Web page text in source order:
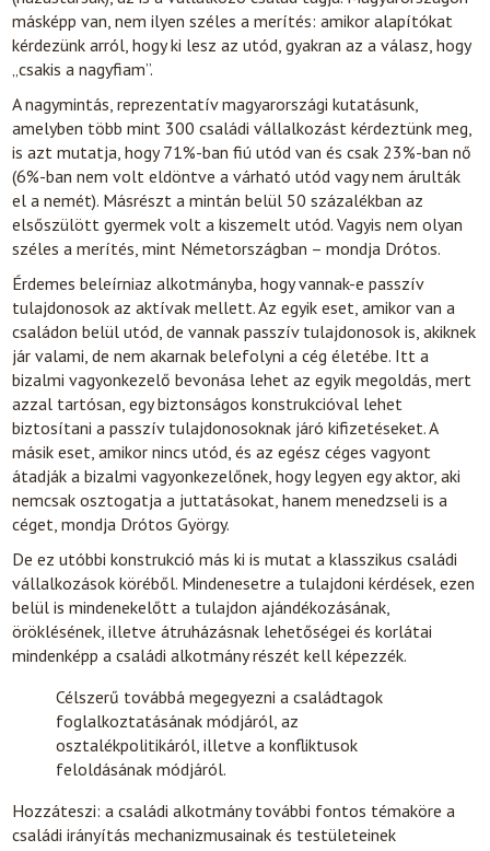
másképp van, nem ilyen széles a merítés: amikor alapítókat
kérdezünk arról, hogy ki lesz az utód, gyakran az a válasz, hogy
„csakis a nagyfiam”.
A nagymintás, reprezentatív magyarországi kutatásunk,
amelyben több mint 300 családi vállalkozást kérdeztünk meg,
is azt mutatja, hogy 71%-ban fiú utód van és csak 23%-ban nő
(6%-ban nem volt eldöntve a várható utód vagy nem árulták
el a nemét). Másrészt a mintán belül 50 százalékban az
elsőszülött gyermek volt a kiszemelt utód. Vagyis nem olyan
széles a merítés, mint Németországban – mondja Drótos.
Érdemes beleírniaz alkotmányba, hogy vannak-e passzív
tulajdonosok az aktívak mellett. Az egyik eset, amikor van a
családon belül utód, de vannak passzív tulajdonosok is, akiknek
jár valami, de nem akarnak belefolyni a cég életébe. Itt a
bizalmi vagyonkezelő bevonása lehet az egyik megoldás, mert
azzal tartósan, egy biztonságos konstrukcióval lehet
biztosítani a passzív tulajdonosoknak járó kifizetéseket. A
másik eset, amikor nincs utód, és az egész céges vagyont
átadják a bizalmi vagyonkezelőnek, hogy legyen egy aktor, aki
nemcsak osztogatja a juttatásokat, hanem menedzseli is a
céget, mondja Drótos György.
De ez utóbbi konstrukció más ki is mutat a klasszikus családi
vállalkozások köréből. Mindenesetre a tulajdoni kérdések, ezen
belül is mindenekelőtt a tulajdon ajándékozásának,
öröklésének, illetve átruházásnak lehetőségei és korlátai
mindenképp a családi alkotmány részét kell képezzék.
Célszerű továbbá megegyezni a családtagok
foglalkoztatásának módjáról, az
osztalékpolitikáról, illetve a konfliktusok
feloldásának módjáról.
Hozzáteszi: a családi alkotmány további fontos témaköre a
családi irányítás mechanizmusainak és testületeinek